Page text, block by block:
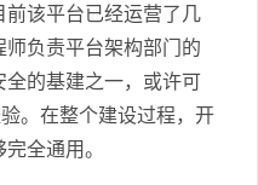
该平台已经运营了几
负责平台架构部门的
的基建之一，或许可
。在整个建设过程，开
全通用。